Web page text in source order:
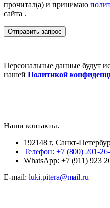
прочитал(а) и принимаю
сайта .
Персональные данные будут
нашей Политикой
Наши контакты:
192148 г, Санкт-
Телефон: +7 (800) 201-
WhatsApp: +7 (911) 923
E-mail: luki.pitera@mail.ru